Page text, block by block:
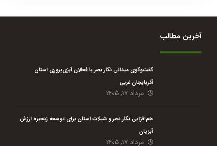
آخرین مطالب
گفت‌وگوی میدانی نگار نصر با فعالان آبزی‌پروری استان
آذربایجان غربی
مرداد ۱۷, ۱۴۰۵
هم‌افزایی نگار نصر و شیلات استان برای توسعه زنجیره ارزش
آبزیان
مرداد ۱۷, ۱۴۰۵